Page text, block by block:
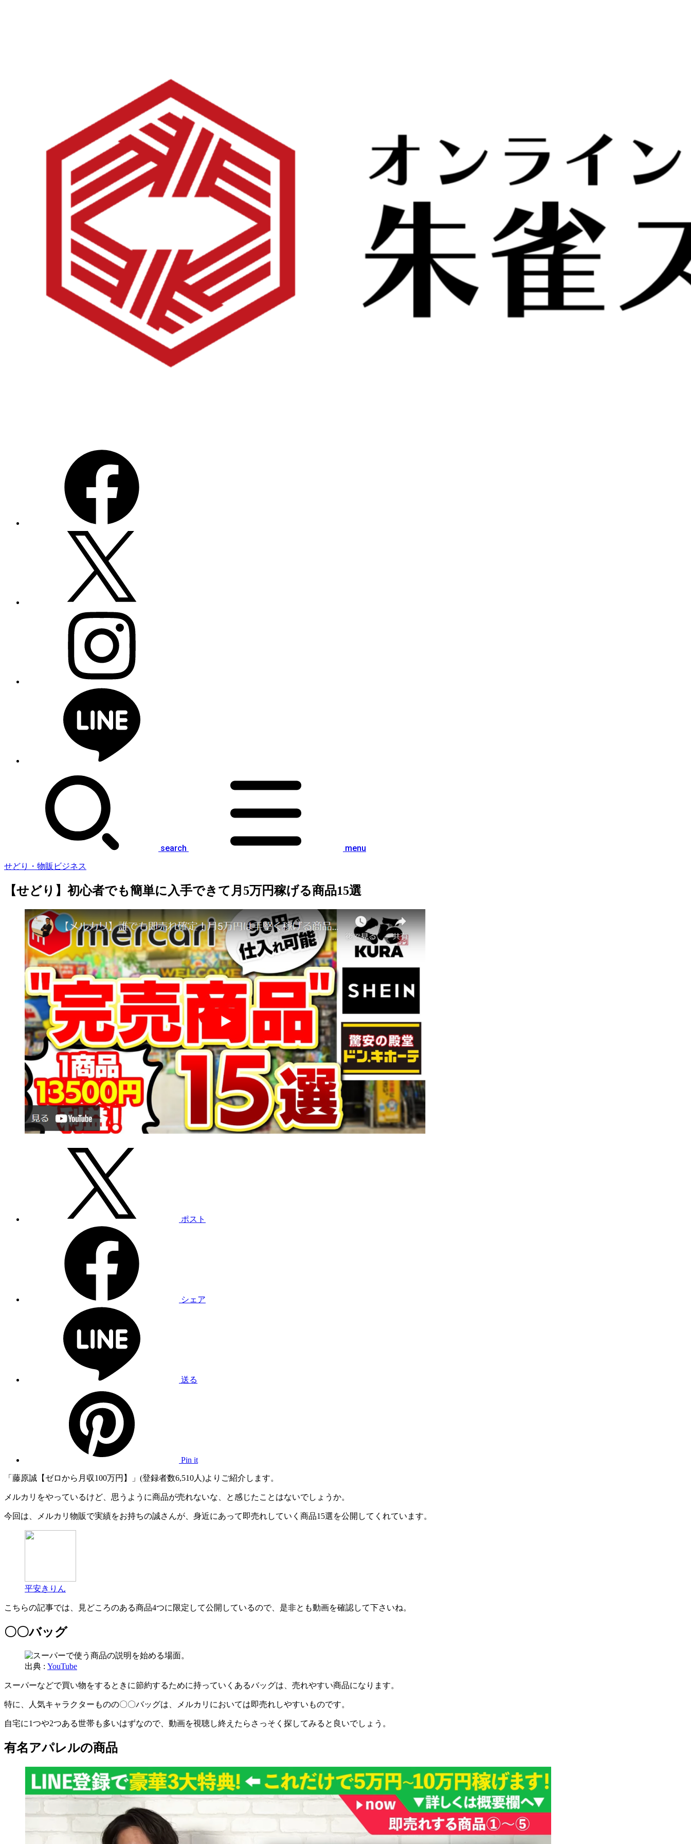
search menu
せどり・物販ビジネス
【せどり】初心者でも簡単に入手できて月5万円稼げる商品15選
ポスト
シェア
送る
Pin it
「藤原誠【ゼロから月収100万円】」(登録者数6,510人)よりご紹介します。
メルカリをやっているけど、思うように商品が売れないな、と感じたことはないでしょうか。
今回は、メルカリ物販で実績をお持ちの誠さんが、身近にあって即売れしていく商品15選を公開してくれています。
平安きりん
こちらの記事では、見どころのある商品4つに限定して公開しているので、是非とも動画を確認して下さいね。
〇〇バッグ
出典 : YouTube
スーパーなどで買い物をするときに節約するために持っていくあるバッグは、売れやすい商品になります。
特に、人気キャラクターものの〇〇バッグは、メルカリにおいては即売れしやすいものです。
自宅に1つや2つある世帯も多いはずなので、動画を視聴し終えたらさっそく探してみると良いでしょう。
有名アパレルの商品